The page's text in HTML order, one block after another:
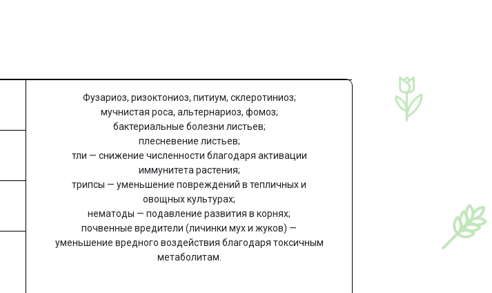
Фузариоз, ризоктониоз, питиум, склеротиниоз;
мучнистая роса, альтернариоз, фомоз;
бактериальные болезни листьев;
плесневение листьев;
тли — снижение численности благодаря активации
иммунитета растения;
трипсы — уменьшение повреждений в тепличных и
овощных культурах;
нематоды — подавление развития в корнях;
почвенные вредители (личинки мух и жуков) —
уменьшение вредного воздействия благодаря токсичным
метаболитам.